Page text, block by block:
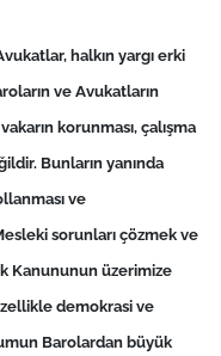
halkın yargı erki
ve Avukatların
korunması, çalışma
Bunların yanında
ve
sorunları çözmek ve
Kanununun üzerimize
demokrasi ve
Barolardan büyük